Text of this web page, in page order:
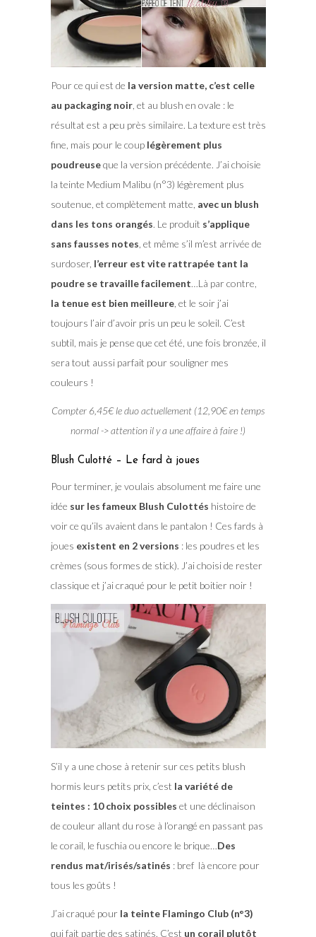
Pour ce qui est de la version matte, c’est celle
au packaging noir, et au blush en ovale : le
résultat est a peu près similaire. La texture est très
fine, mais pour le couplégèrement plus
poudreuseque la version précédente. J’ai choisie
la teinte Medium Malibu (n°3) légèrement plus
soutenue, et complètement matte, avec un blush
dans les tons orangés. Le produit s’applique
sans fausses notes , et même s’il m’est arrivée de
surdoser, l’erreur est vite rattrapée tant la
poudre se travaille facilement…Là par contre,
la tenue est bien meilleure, et le soir j’ai
toujours l’air d’avoir pris un peu le soleil. C’est
subtil, mais je pense que cet été, une fois bronzée, il
sera tout aussi parfait pour souligner mes
couleurs !
Compter 6,45€ le duo actuellement (12,90€ en temps
normal -> attention il y a une affaire à faire !)
Blush Culotté – Le fard à joues
Pour terminer, je voulais absolument me faire une
idée sur les fameux Blush Culottés histoire de
voir ce qu’ils avaient dans le pantalon ! Ces fards à
joues existent en 2 versions : les poudres et les
crèmes (sous formes de stick). J’ai choisi de rester
classique et j’ai craqué pour le petit boitier noir !
S’il y a une chose à retenir sur ces petits blush
hormis leurs petits prix, c’est la variété de
teintes : 10 choix possibles et une déclinaison
de couleur allant du rose à l’orangé en passant pas
le corail, le fuschia ou encore le brique…Des
rendus mat/irisés/satinés : bref là encore pour
tous les goûts !
J’ai craqué pour la teinte Flamingo Club (n°3)
qui fait partie des satinés. C’est un corail plutôt